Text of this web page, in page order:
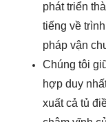
phát triển
tiếng về
pháp vận
Chúng tôi
hợp duy
xuất cả tủ